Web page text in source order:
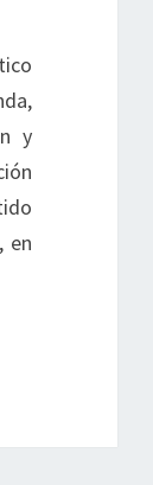
y
en